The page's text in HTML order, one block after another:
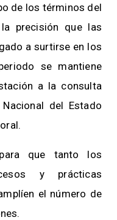
de los términos del
precisión que las
a surtirse en los
se mantiene
a la consulta
del Estado
que tanto los
y prácticas
el número de